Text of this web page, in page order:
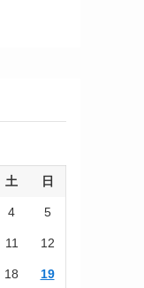
土 日
4 5
11 12
18 19